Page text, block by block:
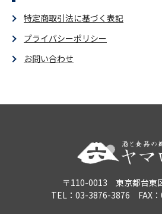
特定商取引法に基づく表記
プライバシーポリシー
お問い合わせ
〒110-0013 東京都台東
TEL：03-3876-3876 FAX